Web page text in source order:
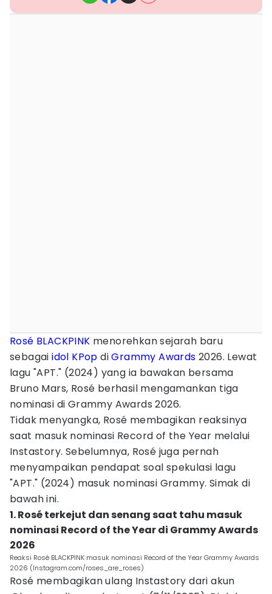
Rosé BLACKPINK menorehkan sejarah baru
sebagaiidol KPop diGrammy Awards 2026. Lewat
lagu "APT." (2024) yang ia bawakan bersama
Bruno Mars, Rosé berhasil mengamankan tiga
nominasi di Grammy Awards 2026.
Tidak menyangka, Rosé membagikan reaksinya
saat masuk nominasi Record of the Year melalui
Instastory. Sebelumnya, Rosé juga pernah
menyampaikan pendapat soal spekulasi lagu
"APT." (2024) masuk nominasi Grammy. Simak di
bawah ini.
1. Rosé terkejut dan senang saat tahu masuk
nominasi Record of the Year di Grammy Awards
2026
Reaksi Rosé BLACKPINK masuk nominasi Record of the Year Grammy Awards
2026 (Instagram.com/roses_are_roses)
Rosé membagikan ulang Instastory dari akun